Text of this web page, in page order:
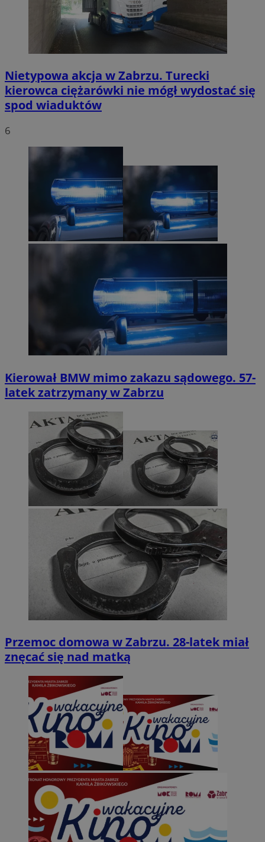
Nietypowa akcja w Zabrzu. Turecki
kierowca ciężarówki nie mógł wydostać się
spod wiaduktów
6
Kierował BMW mimo zakazu sądowego. 57-
latek zatrzymany w Zabrzu
Przemoc domowa w Zabrzu. 28-latek miał
znęcać się nad matką